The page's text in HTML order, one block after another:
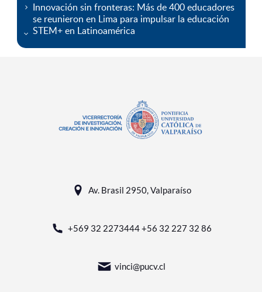
Innovación sin fronteras: Más de 400 educadores
se reunieron en Lima para impulsar la educación
STEM+ en Latinoamérica
Av. Brasil 2950, Valparaíso
+569 32 2273444 +56 32 227 32 86
vinci@pucv.cl